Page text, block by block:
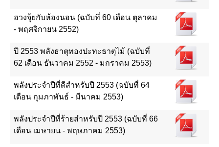
ฮวงจุ้ยกับห้องนอน (ฉบับที่ 60 เดือน ตุลาคม
- พฤศจิกายน 2552)
ปี 2553 พลังธาตุทองปะทะธาตุไม้ (ฉบับที่
62 เดือน ธันวาคม 2552 - มกราคม 2553)
พลังประจำปีที่ดีสำหรับปี 2553 (ฉบับที่ 64
เดือน กุมภาพันธ์ - มีนาคม 2553)
พลังประจำปีที่ร้ายสำหรับปี 2553 (ฉบับที่ 66
เดือน เมษายน - พฤษภาคม 2553)